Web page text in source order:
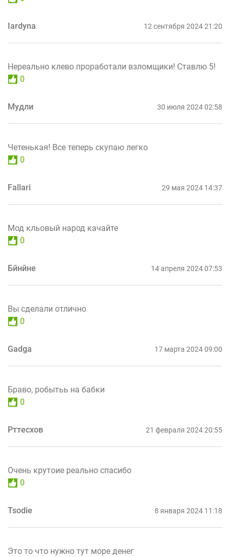
Iardyna 12 сентября 2024 21:20
Нереально клево проработали взломщики! Ставлю 5!
0
Мудли 30 июля 2024 02:58
Четенькая! Все теперь скупаю легко
0
Fallari 29 мая 2024 14:37
Мод кльовый народ качайте
0
Бйнйне 14 апреля 2024 07:53
Вы сделали отлично
0
Gadga 17 марта 2024 09:00
Браво, робытьь на бабки
0
Рттесхов 21 февраля 2024 20:55
Очень крутоие реально спасибо
0
Tsodie 8 января 2024 11:18
Это то что нужно тут море денег